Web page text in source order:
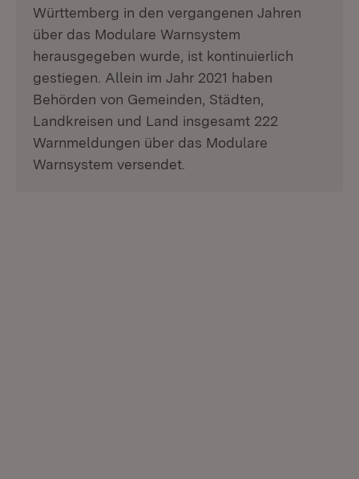
Württemberg in den vergangenen Jahren
über das Modulare Warnsystem
herausgegeben wurde, ist kontinuierlich
gestiegen. Allein im Jahr 2021 haben
Behörden von Gemeinden, Städten,
Landkreisen und Land insgesamt 222
Warnmeldungen über das Modulare
Warnsystem versendet.